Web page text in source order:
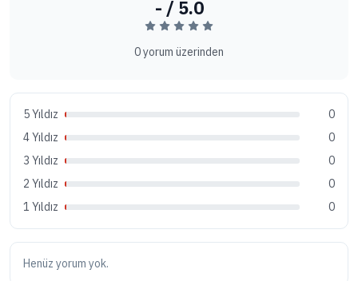
- / 5.0
0 yorum üzerinden
5 Yıldız
0
4 Yıldız
0
3 Yıldız
0
2 Yıldız
0
1 Yıldız
0
Henüz yorum yok.